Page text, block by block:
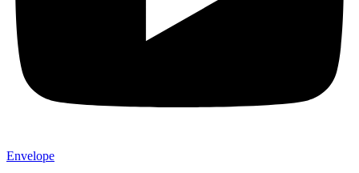
Envelope